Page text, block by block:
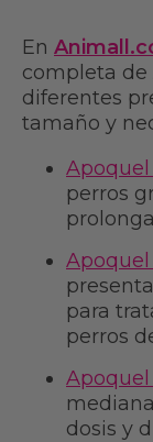
En
completa de
diferentes
tamaño y
Apoquel
perros
para
perros
Apoquel
dosis y